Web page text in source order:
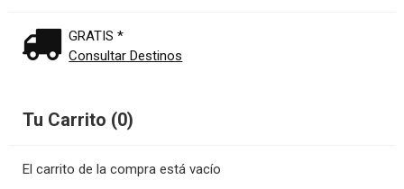
GRATIS *
Consultar Destinos
Tu Carrito (0)
El carrito de la compra está vacío